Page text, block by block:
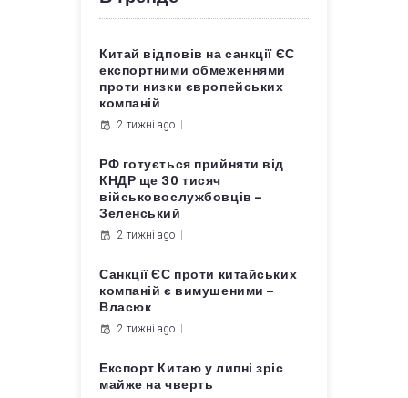
Китай відповів на санкції ЄС
експортними обмеженнями
проти низки європейських
компаній
2 тижні ago
РФ готується прийняти від
КНДР ще 30 тисяч
військовослужбовців –
Зеленський
2 тижні ago
Санкції ЄС проти китайських
компаній є вимушеними –
Власюк
2 тижні ago
Експорт Китаю у липні зріс
майже на чверть